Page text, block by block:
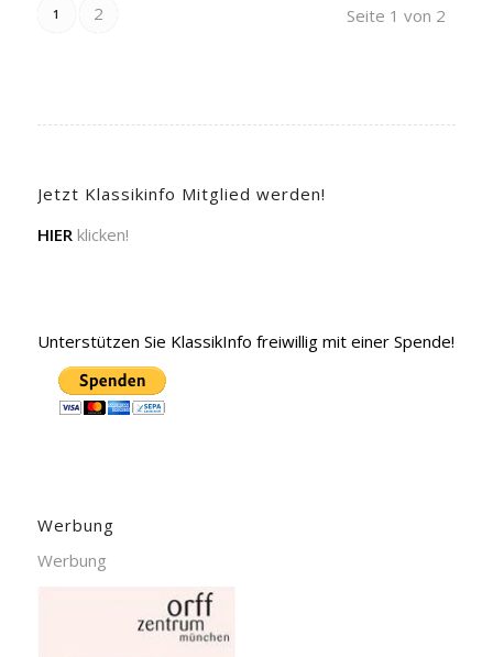
Seite 1 von 2
1 2
Jetzt Klassikinfo Mitglied werden!
HIER klicken!
Unterstützen Sie KlassikInfo freiwillig mit einer Spende!
Werbung
Werbung